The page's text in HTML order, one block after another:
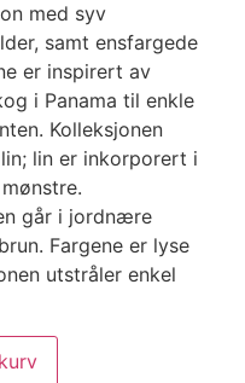
med syv
samt ensfargede
er inspirert av
i Panama til enkle
Kolleksjonen
lin er inkorporert i
går i jordnære
Fargene er lyse
utstråler enkel